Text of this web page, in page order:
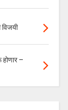
विजयी
होणार –